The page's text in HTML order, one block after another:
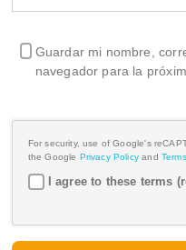
Guardar mi nombre,
navegador para la
For security, use of Google's
the Google Privacy Policy and
I agree to these terms